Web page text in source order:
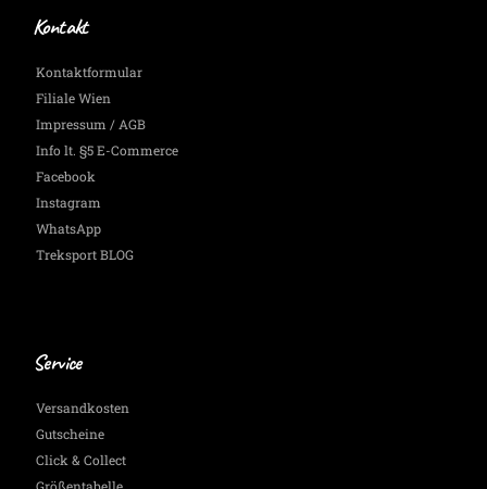
Kontakt
Kontaktformular
Filiale Wien
Impressum / AGB
Info lt. §5 E-Commerce
Facebook
Instagram
WhatsApp
Treksport BLOG
Service
Versandkosten
Gutscheine
Click & Collect